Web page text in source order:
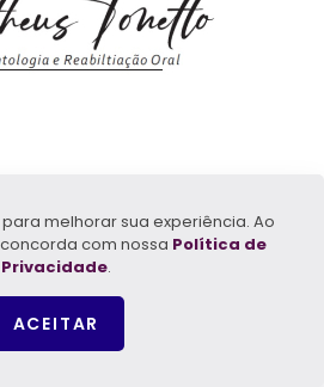
melhorar sua experiência. Ao
com nossa Política de
Privacidade.
ACEITAR